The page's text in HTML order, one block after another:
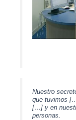
Nuestro
que tuvimos
[…] y en
personas.